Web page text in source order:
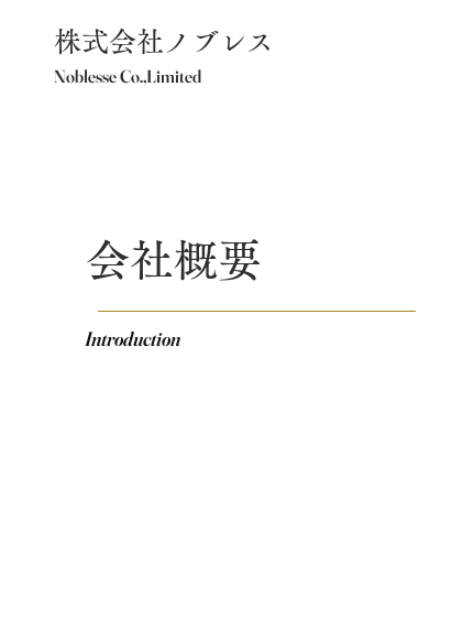
株式会社ノブレス
Noblesse Co.,Limited
会社概要
Introduction